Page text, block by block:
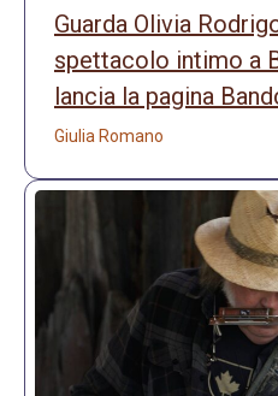
Guarda Olivia
spettacolo intimo a
lancia la pagina
Giulia Romano